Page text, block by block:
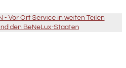
- Vor Ort Service in weiten Teilen
den BeNeLux-Staaten